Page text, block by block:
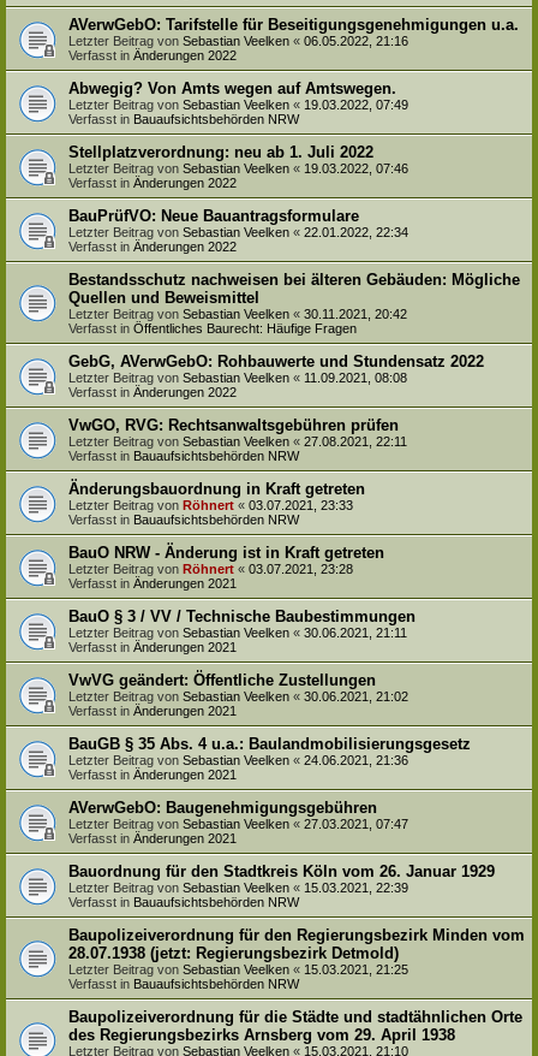
AVerwGebO: Tarifstelle für Beseitigungsgenehmigungen u.a.
Letzter Beitrag von Sebastian Veelken « 06.05.2022, 21:16
Verfasst in Änderungen 2022
Abwegig? Von Amts wegen auf Amtswegen.
Letzter Beitrag von Sebastian Veelken « 19.03.2022, 07:49
Verfasst in Bauaufsichtsbehörden NRW
Stellplatzverordnung: neu ab 1. Juli 2022
Letzter Beitrag von Sebastian Veelken « 19.03.2022, 07:46
Verfasst in Änderungen 2022
BauPrüfVO: Neue Bauantragsformulare
Letzter Beitrag von Sebastian Veelken « 22.01.2022, 22:34
Verfasst in Änderungen 2022
Bestandsschutz nachweisen bei älteren Gebäuden: Mögliche
Quellen und Beweismittel
Letzter Beitrag von Sebastian Veelken « 30.11.2021, 20:42
Verfasst in Öffentliches Baurecht: Häufige Fragen
GebG, AVerwGebO: Rohbauwerte und Stundensatz 2022
Letzter Beitrag von Sebastian Veelken « 11.09.2021, 08:08
Verfasst in Änderungen 2022
VwGO, RVG: Rechtsanwaltsgebühren prüfen
Letzter Beitrag von Sebastian Veelken « 27.08.2021, 22:11
Verfasst in Bauaufsichtsbehörden NRW
Änderungsbauordnung in Kraft getreten
Letzter Beitrag von Röhnert « 03.07.2021, 23:33
Verfasst in Bauaufsichtsbehörden NRW
BauO NRW - Änderung ist in Kraft getreten
Letzter Beitrag von Röhnert « 03.07.2021, 23:28
Verfasst in Änderungen 2021
BauO § 3 / VV / Technische Baubestimmungen
Letzter Beitrag von Sebastian Veelken « 30.06.2021, 21:11
Verfasst in Änderungen 2021
VwVG geändert: Öffentliche Zustellungen
Letzter Beitrag von Sebastian Veelken « 30.06.2021, 21:02
Verfasst in Änderungen 2021
BauGB § 35 Abs. 4 u.a.: Baulandmobilisierungsgesetz
Letzter Beitrag von Sebastian Veelken « 24.06.2021, 21:36
Verfasst in Änderungen 2021
AVerwGebO: Baugenehmigungsgebühren
Letzter Beitrag von Sebastian Veelken « 27.03.2021, 07:47
Verfasst in Änderungen 2021
Bauordnung für den Stadtkreis Köln vom 26. Januar 1929
Letzter Beitrag von Sebastian Veelken « 15.03.2021, 22:39
Verfasst in Bauaufsichtsbehörden NRW
Baupolizeiverordnung für den Regierungsbezirk Minden vom
28.07.1938 (jetzt: Regierungsbezirk Detmold)
Letzter Beitrag von Sebastian Veelken « 15.03.2021, 21:25
Verfasst in Bauaufsichtsbehörden NRW
Baupolizeiverordnung für die Städte und stadtähnlichen Orte
des Regierungsbezirks Arnsberg vom 29. April 1938
Letzter Beitrag von Sebastian Veelken « 15.03.2021, 21:10